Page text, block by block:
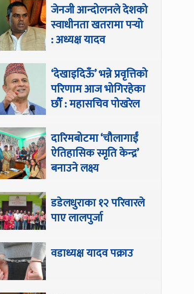
जेनजी आन्दोलनले देशको
स्वाधीनता खतरामा पर्‍यो
: अध्यक्ष यादव
‘देखाइदिऊँ’ भन्ने प्रवृत्तिको
परिणाम आज भोगिरहेका
छौँ : महासचिव पोखरेल
दारिमबोटमा ‘चौलागाईं
ऐतिहासिक स्मृति केन्द्र’
बनाउने लक्ष्य
डडेलधुराका १२ परिवारले
पाए लालपुर्जा
वडाध्यक्ष यादव पक्राउ